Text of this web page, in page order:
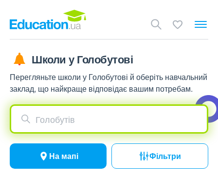
Школи у Голобутові
Перегляньте школи у Голобутові й оберіть навчальний
заклад, що найкраще відповідає вашим потребам.
Голобутів
На мапі Фільтри